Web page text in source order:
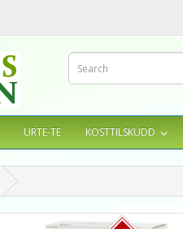
URTE-TE KOSTTILSKUDD